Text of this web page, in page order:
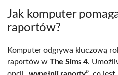
Jak komputer
raportów?
Komputer odgrywa kluczową
raportów w The Sims 4.